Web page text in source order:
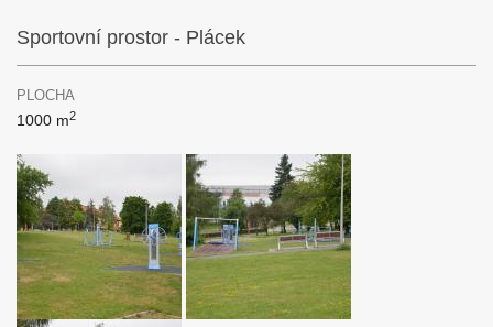
Sportovní prostor - Plácek
PLOCHA
1000 m2